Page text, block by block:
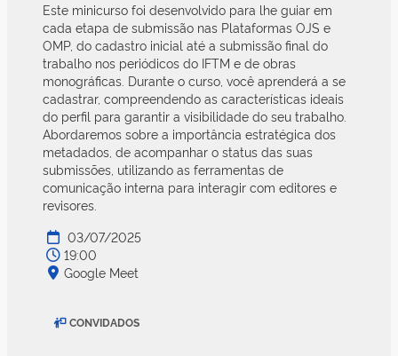
Este minicurso foi desenvolvido para lhe guiar em
cada etapa de submissão nas Plataformas OJS e
OMP, do cadastro inicial até a submissão final do
trabalho nos periódicos do IFTM e de obras
monográficas. Durante o curso, você aprenderá a se
cadastrar, compreendendo as características ideais
do perfil para garantir a visibilidade do seu trabalho.
Abordaremos sobre a importância estratégica dos
metadados, de acompanhar o status das suas
submissões, utilizando as ferramentas de
comunicação interna para interagir com editores e
revisores.
03/07/2025
19:00
Google Meet
CONVIDADOS